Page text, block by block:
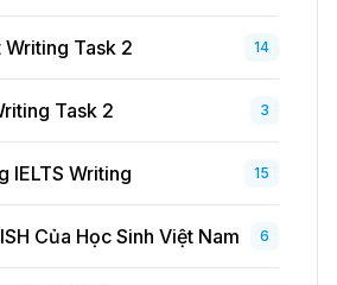
Writing Task 2 14
Task 2 3
IELTS Writing 15
Của Học Sinh Việt Nam 6